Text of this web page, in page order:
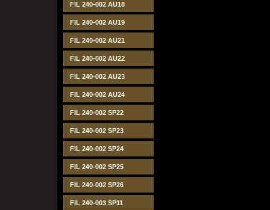
FIL 240-002 AU18
FIL 240-002 AU19
FIL 240-002 AU21
FIL 240-002 AU22
FIL 240-002 AU23
FIL 240-002 AU24
FIL 240-002 SP22
FIL 240-002 SP23
FIL 240-002 SP24
FIL 240-002 SP25
FIL 240-002 SP26
FIL 240-003 SP11